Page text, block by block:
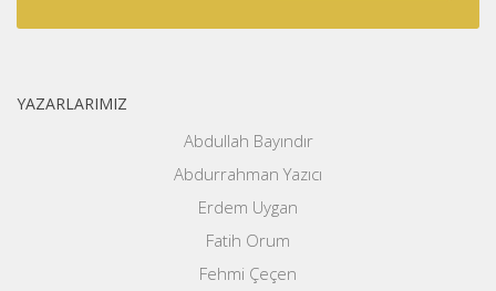
YAZARLARIMIZ
Abdullah Bayındır
Abdurrahman Yazıcı
Erdem Uygan
Fatih Orum
Fehmi Çeçen